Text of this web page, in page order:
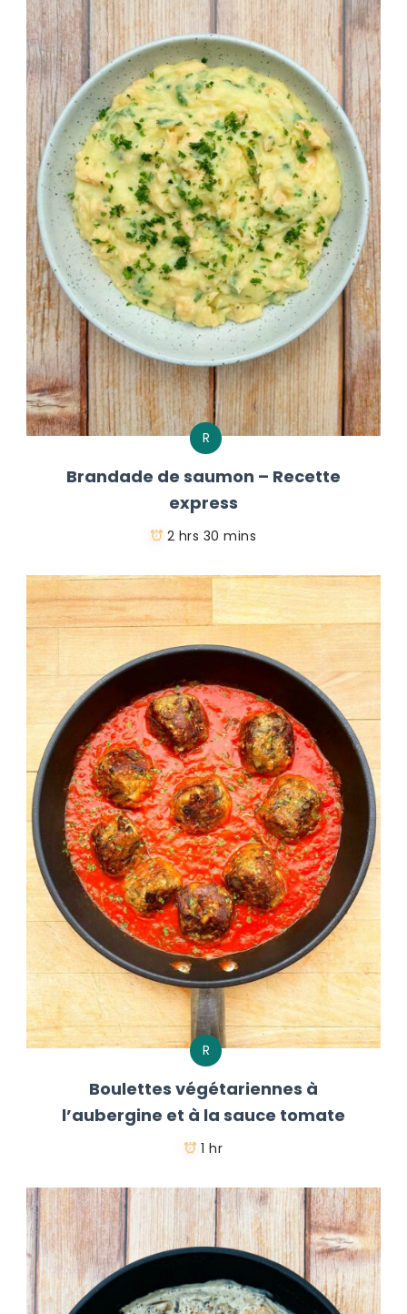
R
Brandade de saumon – Recette
express
2 hrs 30 mins
R
Boulettes végétariennes à
l’aubergine et à la sauce tomate
1 hr